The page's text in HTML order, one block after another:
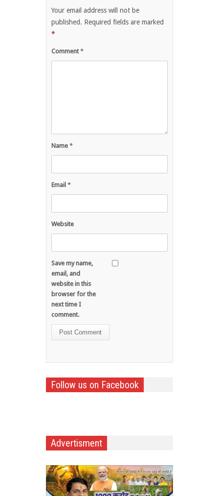
Your email address will not be
published. Required fields are marked
*
Comment*
Name *
Email *
Website
Save my name,
email, and
website in this
browser for the
next time I
comment.
Follow us on Facebook
Advertisment